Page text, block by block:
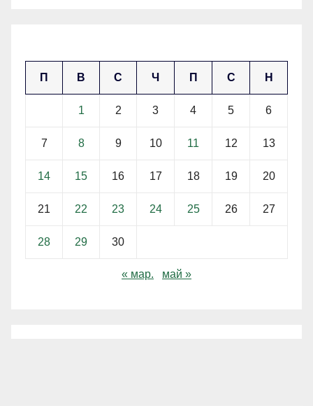
П В С Ч П С Н
1 2 3 4 5 6
7 8 9 10 11 12 13
14 15 16 17 18 19 20
21 22 23 24 25 26 27
28 29 30
« мар. май »